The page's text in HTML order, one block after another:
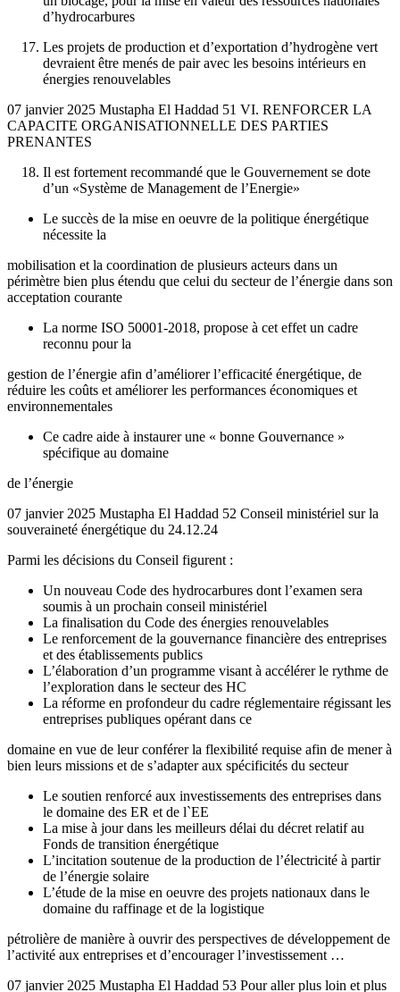
d’hydrocarbures
Les projets de production et d’exportation d’hydrogène vert
devraient être menés de pair avec les besoins intérieurs en
énergies renouvelables
07 janvier 2025 Mustapha El Haddad 51 VI. RENFORCER LA
CAPACITE ORGANISATIONNELLE DES PARTIES
PRENANTES
Il est fortement recommandé que le Gouvernement se dote
d’un «Système de Management de l’Energie»
Le succès de la mise en oeuvre de la politique énergétique
nécessite la
mobilisation et la coordination de plusieurs acteurs dans un
périmètre bien plus étendu que celui du secteur de l’énergie dans son
acceptation courante
La norme ISO 50001-2018, propose à cet effet un cadre
reconnu pour la
gestion de l’énergie afin d’améliorer l’efficacité énergétique, de
réduire les coûts et améliorer les performances économiques et
environnementales
Ce cadre aide à instaurer une « bonne Gouvernance »
spécifique au domaine
de l’énergie
07 janvier 2025 Mustapha El Haddad 52 Conseil ministériel sur la
souveraineté énergétique du 24.12.24
Parmi les décisions du Conseil figurent :
Un nouveau Code des hydrocarbures dont l’examen sera
soumis à un prochain conseil ministériel
La finalisation du Code des énergies renouvelables
Le renforcement de la gouvernance financière des entreprises
et des établissements publics
L’élaboration d’un programme visant à accélérer le rythme de
l’exploration dans le secteur des HC
La réforme en profondeur du cadre réglementaire régissant les
entreprises publiques opérant dans ce
domaine en vue de leur conférer la flexibilité requise afin de mener à
bien leurs missions et de s’adapter aux spécificités du secteur
Le soutien renforcé aux investissements des entreprises dans
le domaine des ER et de l`EE
La mise à jour dans les meilleurs délai du décret relatif au
Fonds de transition énergétique
L’incitation soutenue de la production de l’électricité à partir
de l’énergie solaire
L’étude de la mise en oeuvre des projets nationaux dans le
domaine du raffinage et de la logistique
pétrolière de manière à ouvrir des perspectives de développement de
l’activité aux entreprises et d’encourager l’investissement …
07 janvier 2025 Mustapha El Haddad 53 Pour aller plus loin et plus